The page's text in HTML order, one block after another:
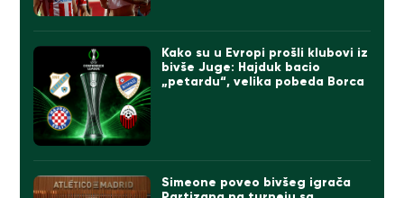
Kako su u Evropi prošli klubovi iz
bivše Juge: Hajduk bacio
„petardu“, velika pobeda Borca
Simeone poveo bivšeg igrača